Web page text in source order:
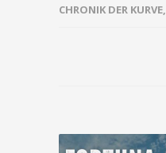
CHRONIK DER KURVE,